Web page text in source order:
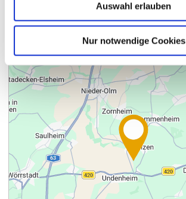
Auswahl erlauben
Nur notwendige Cookies